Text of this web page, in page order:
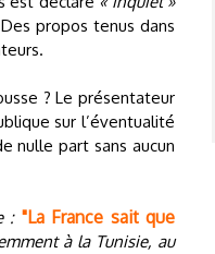
propos tenus dans
? Le présentateur
sur l’éventualité
nulle part sans aucun
: "La France sait que
à la Tunisie, au